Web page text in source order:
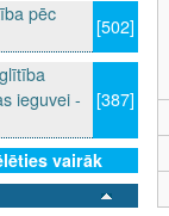
pēc
[502]
ieguvei -
[387]
vairāk